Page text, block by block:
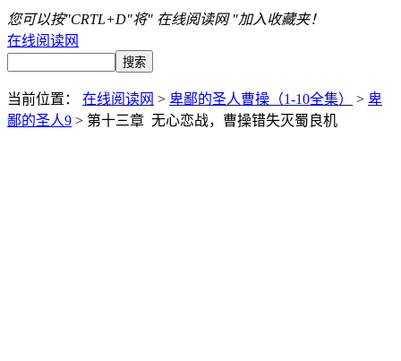
您可以按"CRTL+D"将" 在线阅读网 "加入收藏夹！
在线阅读网
当前位置： 在线阅读网 > 卑鄙的圣人曹操（1-10全集） > 卑
鄙的圣人9 > 第十三章 无心恋战，曹操错失灭蜀良机